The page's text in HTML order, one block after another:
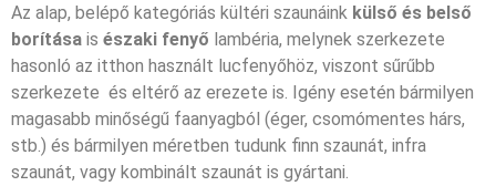
Az alap, belépő kategóriás kültéri szaunáink külső és belső
borítása is északi fenyő lambéria, melynek szerkezete
hasonló az itthon használt lucfenyőhöz, viszont sűrűbb
szerkezete és eltérő az erezete is. Igény esetén bármilyen
magasabb minőségű faanyagból (éger, csomómentes hárs,
stb.) és bármilyen méretben tudunk finn szaunát, infra
szaunát, vagy kombinált szaunát is gyártani.